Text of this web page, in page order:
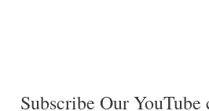
Subscribe Our YouTube